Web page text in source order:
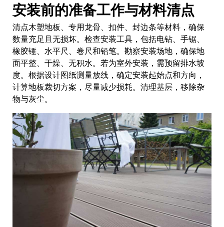
安装前的准备工作与材料清点
清点木塑地板、专用龙骨、扣件、封边条等材料，确保
数量充足且无损坏。检查安装工具，包括电钻、手锯、
橡胶锤、水平尺、卷尺和铅笔。勘察安装场地，确保地
面平整、干燥、无积水。若为室外安装，需预留排水坡
度。根据设计图纸测量放线，确定安装起始点和方向，
计算地板裁切方案，尽量减少损耗。清理基层，移除杂
物与灰尘。